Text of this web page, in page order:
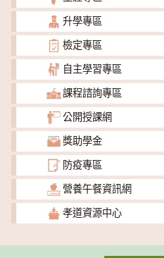
升學專區
檢定專區
自主學習專區
課程諮詢專區
公開授課網
獎助學金
防疫專區
營養午餐資訊網
孝道資源中心